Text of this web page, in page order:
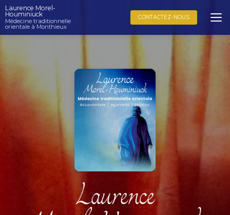
Aller
au
contenu
principal
Laurence Morel-
Houminiuck
Médecine traditionnelle
orientale à Monthieux
CONTACTEZ-NOUS